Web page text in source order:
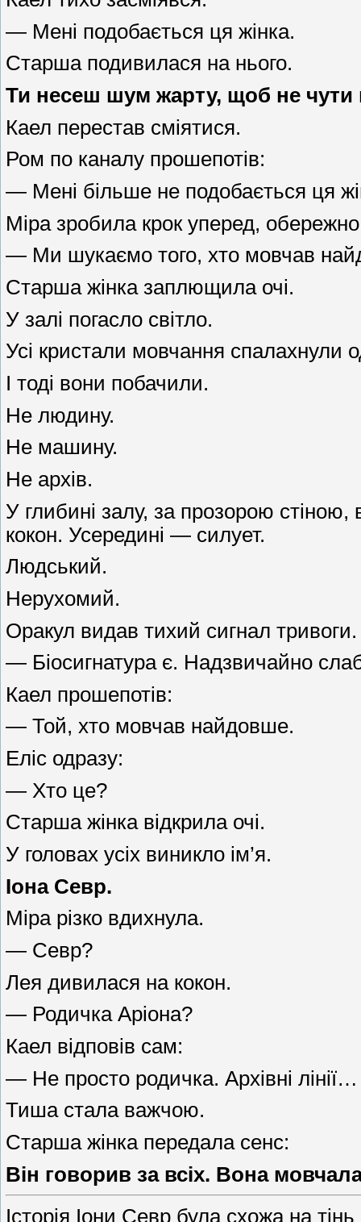
— Мені подобається ця жінка.
Старша подивилася на нього.
Ти несеш шум жарту, щоб не чути
Каел перестав сміятися.
Ром по каналу прошепотів:
— Мені більше не подобається ця
Міра зробила крок уперед,
— Ми шукаємо того, хто мовчав
Старша жінка заплющила очі.
У залі погасло світло.
Усі кристали мовчання спалахнули
І тоді вони побачили.
Не людину.
Не машину.
Не архів.
У глибині залу, за прозорою стіною,
кокон. Усередині — силует.
Людський.
Нерухомий.
Оракул видав тихий сигнал тривоги.
— Біосигнатура є. Надзвичайно
Каел прошепотів:
— Той, хто мовчав найдовше.
Еліс одразу:
— Хто це?
Старша жінка відкрила очі.
У головах усіх виникло ім’я.
Іона Севр.
Міра різко вдихнула.
— Севр?
Лея дивилася на кокон.
— Родичка Аріона?
Каел відповів сам:
— Не просто родичка. Архівні
Тиша стала важчою.
Старша жінка передала сенс:
Він говорив за всіх. Вона
Історія Іони Севр була схожа на тінь